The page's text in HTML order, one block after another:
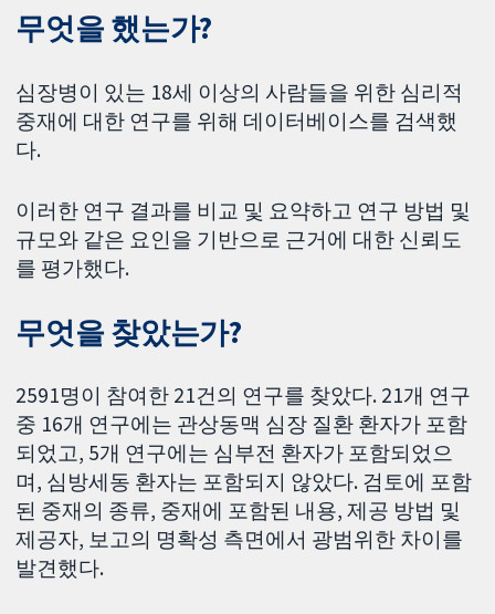
무엇을 했는가?
심장병이 있는 18세 이상의 사람들을 위한 심리적
중재에 대한 연구를 위해 데이터베이스를 검색했
다.
이러한 연구 결과를 비교 및 요약하고 연구 방법 및
규모와 같은 요인을 기반으로 근거에 대한 신뢰도
를 평가했다.
무엇을 찾았는가?
2591명이 참여한 21건의 연구를 찾았다. 21개 연구
중 16개 연구에는 관상동맥 심장 질환 환자가 포함
되었고, 5개 연구에는 심부전 환자가 포함되었으
며, 심방세동 환자는 포함되지 않았다. 검토에 포함
된 중재의 종류, 중재에 포함된 내용, 제공 방법 및
제공자, 보고의 명확성 측면에서 광범위한 차이를
발견했다.